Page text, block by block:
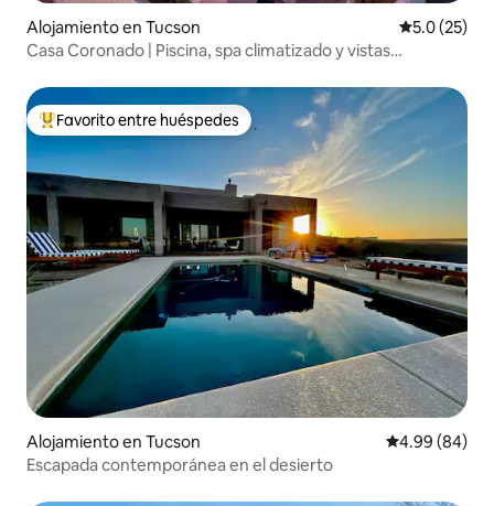
Alojamiento en Tucson Calificación
5.0 (25)
Casa Coronado | Piscina, spa climatizado y vistas
Favorito entre huéspedes preferido
Favorito entre huéspedes
Alojamiento en Tucson Calificación
4.99 (84)
Escapada contemporánea en el desierto